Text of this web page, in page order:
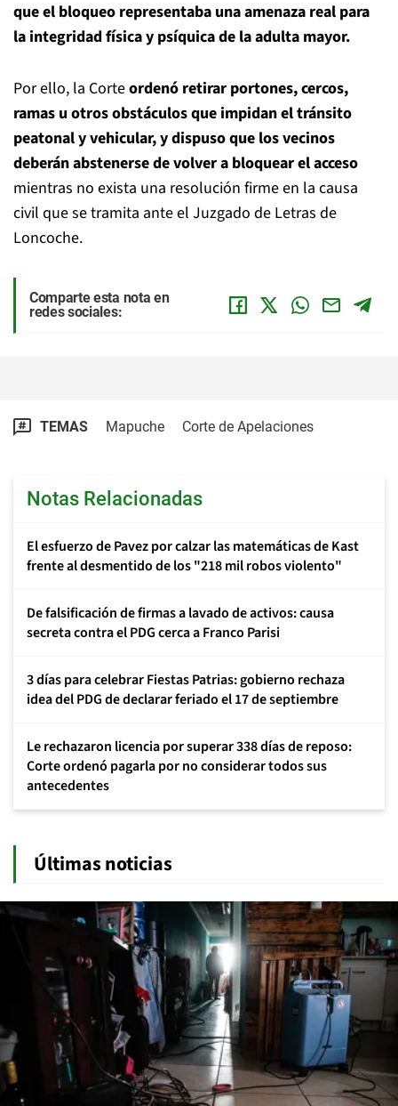
que el bloqueo representaba una amenaza real para
la integridad física y psíquica de la adulta mayor.
Por ello, la Corteordenó retirar portones, cercos,
ramas u otros obstáculos que impidan el tránsito
peatonal y vehicular, y dispuso que los vecinos
deberán abstenerse de volver a bloquear el acceso
mientras no exista una resolución firme en la causa
civil que se tramita ante el Juzgado de Letras de
Loncoche.
Comparte esta nota en
redes sociales:
TEMAS Mapuche Corte de Apelaciones
Notas Relacionadas
El esfuerzo de Pavez por calzar las matemáticas de Kast
frente al desmentido de los "218 mil robos violento"
De falsificación de firmas a lavado de activos: causa
secreta contra el PDG cerca a Franco Parisi
3 días para celebrar Fiestas Patrias: gobierno rechaza
idea del PDG de declarar feriado el 17 de septiembre
Le rechazaron licencia por superar 338 días de reposo:
Corte ordenó pagarla por no considerar todos sus
antecedentes
Últimas noticias